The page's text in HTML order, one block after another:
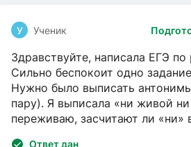
У Ученик
Здравствуйте, написала ЕГЭ
Сильно беспокоит одно
Нужно было выписать
пару). Я выписала «ни живой
переживаю, засчитают ли «ни»
Ответ дан